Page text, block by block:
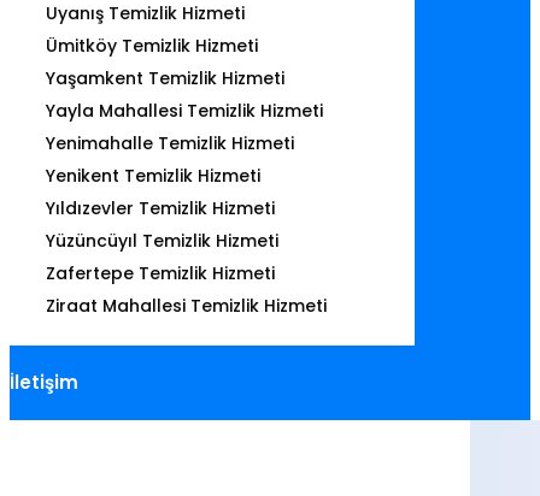
Uyanış Temizlik Hizmeti
Ümitköy Temizlik Hizmeti
Yaşamkent Temizlik Hizmeti
Yayla Mahallesi Temizlik Hizmeti
Yenimahalle Temizlik Hizmeti
Yenikent Temizlik Hizmeti
Yıldızevler Temizlik Hizmeti
Yüzüncüyıl Temizlik Hizmeti
Zafertepe Temizlik Hizmeti
Ziraat Mahallesi Temizlik Hizmeti
İletişim